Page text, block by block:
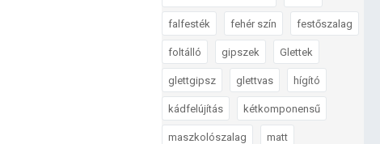
falfesték fehér szín festőszalag
foltálló gipszek Glettek
glettgipsz glettvas hígító
kádfelújítás kétkomponensű
maszkolószalag matt